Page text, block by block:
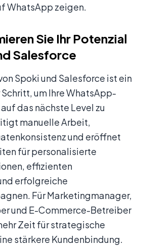
WhatsApp zeigen.
Sie Ihr Potenzial
Salesforce
Spoki und Salesforce ist ein
um Ihre WhatsApp-
das nächste Level zu
manuelle Arbeit,
und eröffnet
für personalisierte
effizienten
erfolgreiche
Für Marketingmanager,
und E-Commerce-Betreiber
Zeit für strategische
stärkere Kundenbindung.